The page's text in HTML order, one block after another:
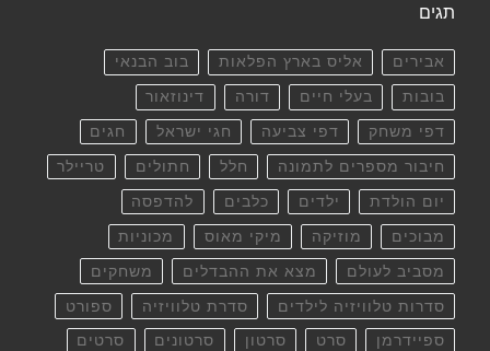
תגים
אבירים אליס בארץ הפלאות בוב הבנאי
בובות בעלי חיים דורה דינוזאור
דפי משחק דפי צביעה חגי ישראל חגים
חיבור מספרים לתמונה חלל חתולים טריילר
יום הולדת ילדים כלבים להדפסה
מבוכים מוזיקה מיקי מאוס מכוניות
מסביב לעולם מצא את ההבדלים משחקים
סדרות טלוויזיה לילדים סדרת טלוויזיה ספורט
ספיידרמן סרט סרטון סרטונים סרטים